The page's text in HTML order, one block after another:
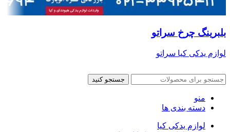
بلبرینگ چرخ سراتو
لوازم یدکی کیا سراتو
جستجو کنید
منو
دسته بندی ها
لوازم یدکی کیا